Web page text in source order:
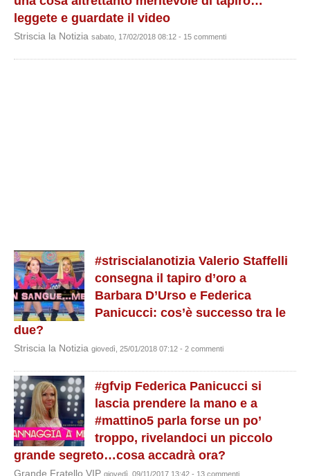
leggete e guardate il video
Striscia la Notizia sabato, 17/02/2018 08:12 - 15 commenti
#striscialanotizia Valerio Staffelli
consegna il tapiro d’oro a
Barbara D’Urso e Federica
Panicucci: cos’è successo tra le
due?
Striscia la Notizia giovedì, 25/01/2018 07:12 - 2 commenti
#gfvip Federica Panicucci si
lascia prendere la mano e a
#mattino5 parla forse un po’
troppo, rivelandoci un piccolo
grande segreto…cosa accadrà ora?
Grande Fratello VIP giovedì, 09/11/2017 13:42 - 13 commenti